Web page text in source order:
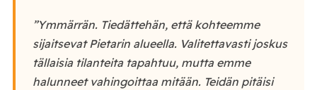
”Ymmärrän. Tiedättehän, että kohteemme
sijaitsevat Pietarin alueella. Valitettavasti joskus
tällaisia tilanteita tapahtuu, mutta emme
halunneet vahingoittaa mitään. Teidän pitäisi